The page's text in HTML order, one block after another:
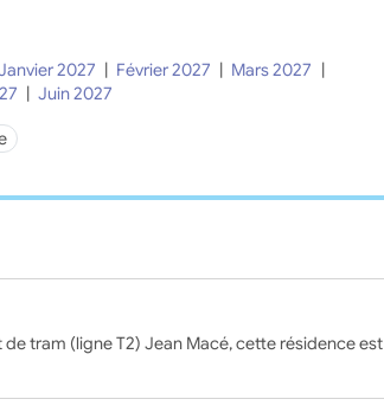
2027 Février 2027 Mars 2027
Juin 2027
tram (ligne T2) Jean Macé, cette résidence est